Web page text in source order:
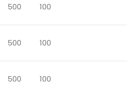
500 100
500 100
500 100